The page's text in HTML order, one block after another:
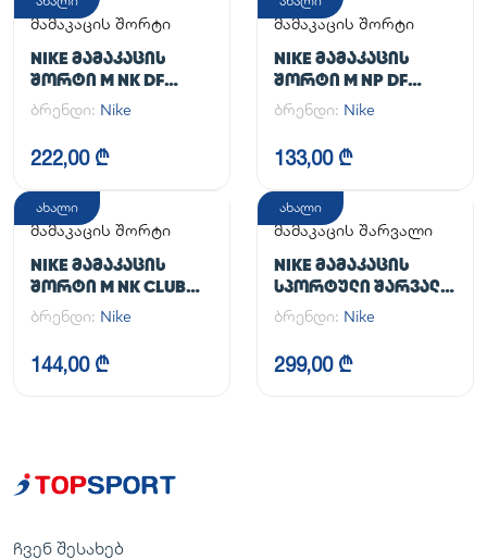
მამაკაცის შორტი
NIKE ᲛᲐᲛᲐᲙᲐᲪᲘᲡ
ᲨᲝᲠᲢᲘ M NK DF
UNLIMITED WVN 7IN
2IN1
ბრენდი: Nike
222,00 ₾
მამაკაცის შორტი
NIKE ᲛᲐᲛᲐᲙᲐᲪᲘᲡ
ᲨᲝᲠᲢᲘ M NP DF
LONG SHORT
ბრენდი: Nike
133,00 ₾
ახალი
მამაკაცის შორტი
NIKE ᲛᲐᲛᲐᲙᲐᲪᲘᲡ
ᲨᲝᲠᲢᲘ M NK CLUB
FLOW SHORT
ბრენდი: Nike
144,00 ₾
ახალი
მამაკაცის შარვალი
NIKE ᲛᲐᲛᲐᲙᲐᲪᲘᲡ
ᲡᲞᲝᲠᲢᲣᲚᲘ ᲨᲐᲠᲕᲐᲚᲘ
M NK DF UNLIMITED
PANT TPR
ბრენდი: Nike
299,00 ₾
ჩვენ შესახებ